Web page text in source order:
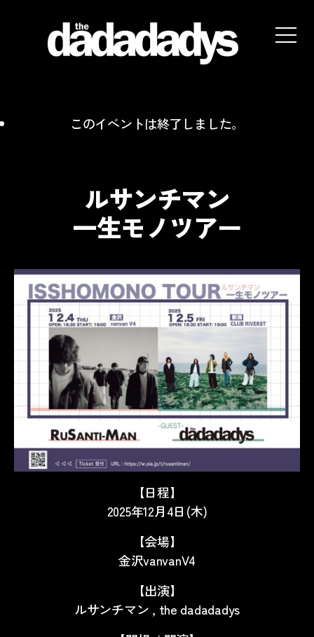
websiteこのイベントは終了しました。
ルサンチマン
一生モノツアー
【日程】
2025年12月4日(木)
【会場】
金沢vanvanV4
【出演】
ルサンチマン , the dadadadys